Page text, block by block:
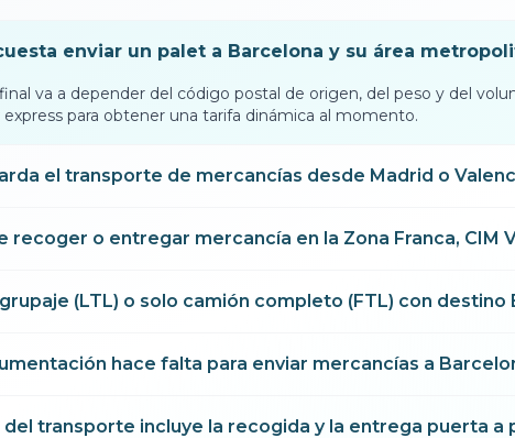
enviar un palet a Barcelona y su área
va a depender del código postal de origen, del peso y del
para obtener una tarifa dinámica al momento.
el transporte de mercancías desde Madrid o
recoger o entregar mercancía en la Zona Franca, CIM
(LTL) o solo camión completo (FTL) con destino
hace falta para enviar mercancías a
del transporte incluye la recogida y la entrega puerta a